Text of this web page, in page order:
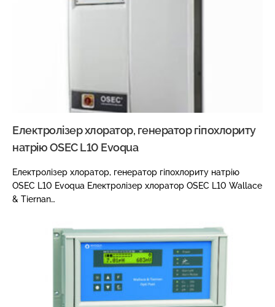
Електролізер хлоратор, генератор гіпохлориту
натрію OSEC L10 Evoqua
Електролізер хлоратор, генератор гіпохлориту натрію
OSEC L10 Evoqua Електролізер хлоратор OSEC L10 Wallace
& Tiernan…